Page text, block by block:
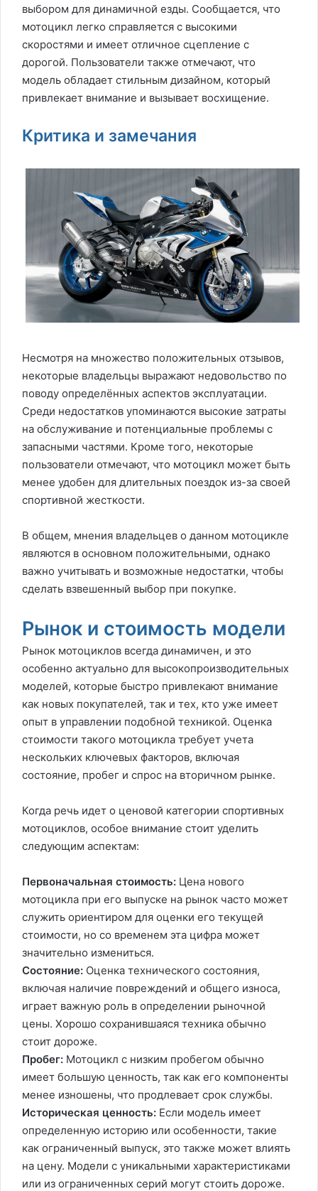
выбором для динамичной езды. Сообщается, что
мотоцикл легко справляется с высокими
скоростями и имеет отличное сцепление с
дорогой. Пользователи также отмечают, что
модель обладает стильным дизайном, который
привлекает внимание и вызывает восхищение.
Критика и замечания
Несмотря на множество положительных отзывов,
некоторые владельцы выражают недовольство по
поводу определённых аспектов эксплуатации.
Среди недостатков упоминаются высокие затраты
на обслуживание и потенциальные проблемы с
запасными частями. Кроме того, некоторые
пользователи отмечают, что мотоцикл может быть
менее удобен для длительных поездок из-за своей
спортивной жесткости.
В общем, мнения владельцев о данном мотоцикле
являются в основном положительными, однако
важно учитывать и возможные недостатки, чтобы
сделать взвешенный выбор при покупке.
Рынок и стоимость модели
Рынок мотоциклов всегда динамичен, и это
особенно актуально для высокопроизводительных
моделей, которые быстро привлекают внимание
как новых покупателей, так и тех, кто уже имеет
опыт в управлении подобной техникой. Оценка
стоимости такого мотоцикла требует учета
нескольких ключевых факторов, включая
состояние, пробег и спрос на вторичном рынке.
Когда речь идет о ценовой категории спортивных
мотоциклов, особое внимание стоит уделить
следующим аспектам:
Первоначальная стоимость: Цена нового
мотоцикла при его выпуске на рынок часто может
служить ориентиром для оценки его текущей
стоимости, но со временем эта цифра может
значительно измениться.
Состояние: Оценка технического состояния,
включая наличие повреждений и общего износа,
играет важную роль в определении рыночной
цены. Хорошо сохранившаяся техника обычно
стоит дороже.
Пробег: Мотоцикл с низким пробегом обычно
имеет большую ценность, так как его компоненты
менее изношены, что продлевает срок службы.
Историческая ценность: Если модель имеет
определенную историю или особенности, такие
как ограниченный выпуск, это также может влиять
на цену. Модели с уникальными характеристиками
или из ограниченных серий могут стоить дороже.